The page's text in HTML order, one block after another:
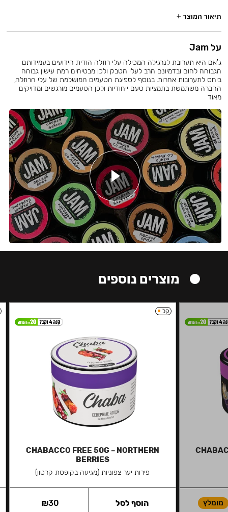
תיאור המוצר +
על Jam
ג'אם היא תערובת לנרגילה המכילה עלי רוזלה הודית הידועים בעמידותם
הגבוהה לחום ובדמיונם הרב לעלי הטבק ולכן מבטיחים רמת עישון גבוהה
ביחס לתערובות אחרות. בנוסף לספיגת הטעמים המושלמת של עלי הרוזלה,
החברה משתמשת בתמציות טעם ייחודיות ולכן הטעמים מורגשים ומדויקים
מאוד
מוצרים נוספים
מומלץ
קל
CHABACCO FREE 50G – NORTHERN
BERRIES
פירות יער צפוניות (מגיעה בקופסת קרטון)
₪30 הוסף לסל